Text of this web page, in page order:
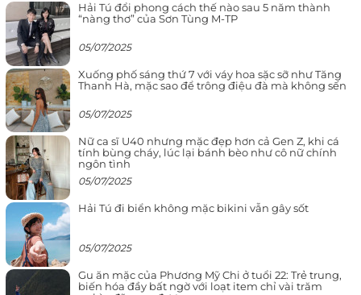
Hải Tú đổi phong cách thế nào sau 5 năm thành
“nàng thơ” của Sơn Tùng M-TP
05/07/2025
Xuống phố sáng thứ 7 với váy hoa sặc sỡ như Tăng
Thanh Hà, mặc sao để trông điệu đà mà không sến
05/07/2025
Nữ ca sĩ U40 nhưng mặc đẹp hơn cả Gen Z, khi cá
tính bùng cháy, lúc lại bánh bèo như cô nữ chính
ngôn tình
05/07/2025
Hải Tú đi biển không mặc bikini vẫn gây sốt
05/07/2025
Gu ăn mặc của Phương Mỹ Chi ở tuổi 22: Trẻ trung,
biến hóa đầy bất ngờ với loạt item chỉ vài trăm